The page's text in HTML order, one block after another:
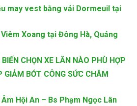
may vest bằng vải Dormeuil tại
Xoang tại Đông Hà, Quảng
CHỌN XE LĂN NÀO PHÙ HỢP
GIẢM BỚT CÔNG SỨC CHĂM
Hội An – Bs Phạm Ngọc Lân